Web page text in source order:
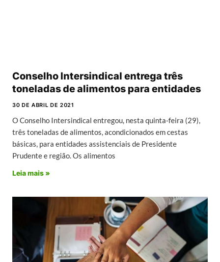
Conselho Intersindical entrega três
toneladas de alimentos para entidades
30 DE ABRIL DE 2021
O Conselho Intersindical entregou, nesta quinta-feira (29),
três toneladas de alimentos, acondicionados em cestas
básicas, para entidades assistenciais de Presidente
Prudente e região. Os alimentos
Leia mais »